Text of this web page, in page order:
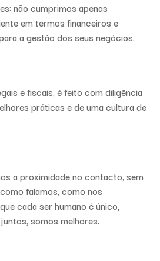
não cumprimos apenas
em termos financeiros e
a gestão dos seus negócios.
e fiscais, é feito com diligência
práticas e de uma cultura de
a proximidade no contacto, sem
falamos, como nos
cada ser humano é único,
somos melhores.